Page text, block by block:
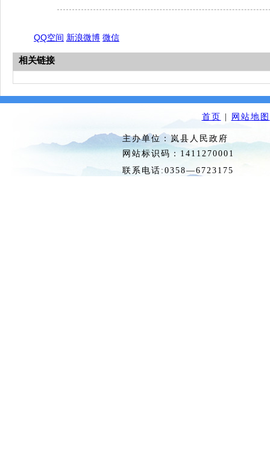
QQ空间 新浪微博 微信
相关链接
首页 网站地图
主办单位：岚县人民政府
网站标识码：
联系电话